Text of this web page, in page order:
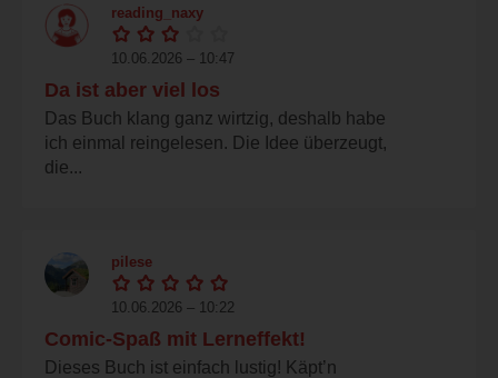
reading_naxy
10.06.2026 – 10:47
Da ist aber viel los
Das Buch klang ganz wirtzig, deshalb habe
ich einmal reingelesen. Die Idee überzeugt,
die...
pilese
10.06.2026 – 10:22
Comic-Spaß mit Lerneffekt!
Dieses Buch ist einfach lustig! Käpt’n